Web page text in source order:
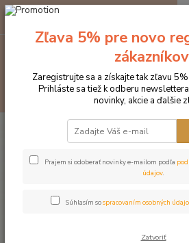
Značka oblečenia MONTAR ZĽAVY!
MONTAR Dlux Latte Swarowski pearls čierna
MONTAR Dlux
pearls čierna
Zľava 5% pre novo
Zaregistrujte sa a získajte tak zľavu
Prihláste sa tiež k odberu
novinky, akcie a ďalšie
Prajem si odoberať novinky e-mailom podľa
údajov.
Súhlasím sospracovaním osobných
Zatvoriť